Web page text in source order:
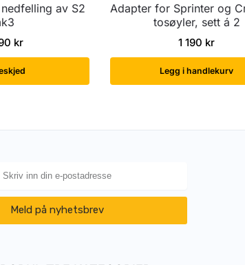
av S2
kr
Adapter for Sprinter og
tosøyler, sett á 2
1 190 kr
Legg i handlekurv
Meld på nyhetsbrev